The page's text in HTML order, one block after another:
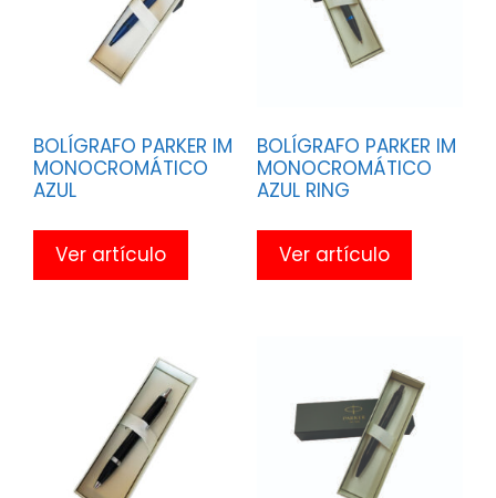
BOLÍGRAFO PARKER IM
MONOCROMÁTICO
AZUL
Ver artículo
BOLÍGRAFO PARKER IM
MONOCROMÁTICO
AZUL RING
Ver artículo